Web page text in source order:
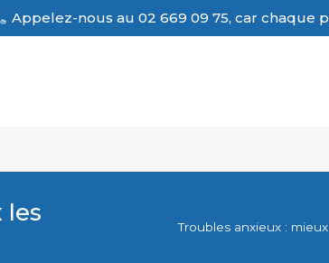
Appelez-nous au 02 669 09 75, car chaque
les
Troubles anxieux :